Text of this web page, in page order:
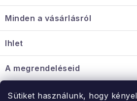
Sütiket használunk, hogy
á
b
é
c
Minden a vásárlásról
Információ a mellékletről
Nagykereskedelmi együttműködés
Ihlet
A megrendeléseid
Érintkezés